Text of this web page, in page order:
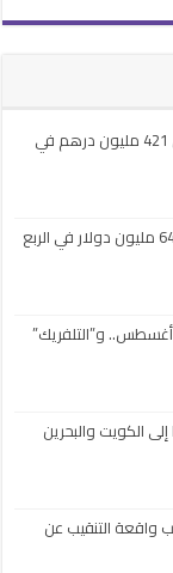
أرباح “طيران أبوظبي” تقفز 6.8% إلي 421 مليون درهم في
تراجع خسائر “طيران ناس” 72% إلى 64 مليون دولار في الربع
و”التلفريك”
الكويت والبحرين
واقعة التنقيب عن